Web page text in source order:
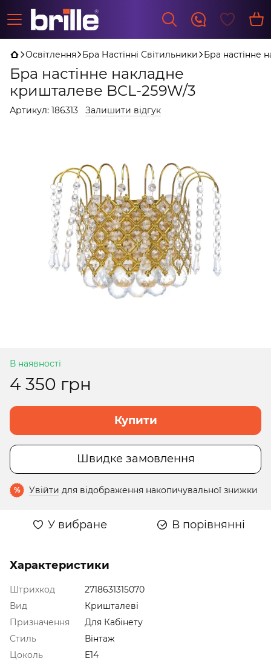
Освітлення Бра Настінні Світильники Бра настінне
Бра настінне накладне
кришталеве BCL-259W/3
Артикул: 186313 Залишити відгук
В наявності
4 350 грн
Купити
Швидке замовлення
% Увійти для відображення накопичувальної знижки
У вибране В порівнянні
Характеристики
Штрихкод
2718631315070
Вид
Кришталеві
Призначення
Для Кабінету
Стиль
Вінтаж
Цоколь
E14